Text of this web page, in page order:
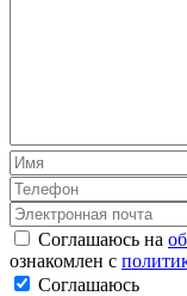
Соглашаюсь на
ознакомлен с
Соглашаюсь